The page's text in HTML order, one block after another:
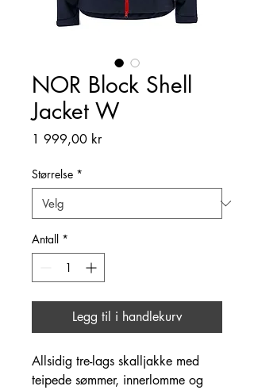
NOR Block Shell
Jacket W
1 999,00 krPris
Størrelse *
Antall *
Legg til i handlekurv
Allsidig tre-lags skalljakke med
teipede sømmer, innerlomme og